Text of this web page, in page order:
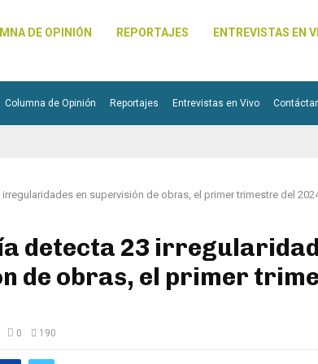
DE OPINIÓN REPORTAJES ENTREVISTAS EN
Columna de Opinión Reportajes Entrevistas en Vivo
en supervisión de obras, el primer trimestre del
detecta 23
de obras, el primer
0 190